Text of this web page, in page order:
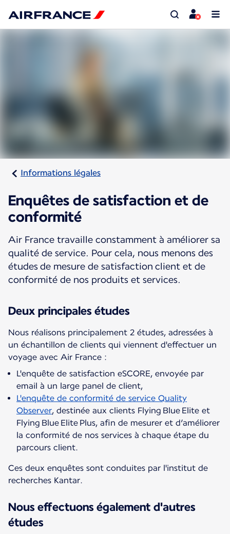
Informations légales
Enquêtes de satisfaction et de
conformité
Air France travaille constamment à améliorer sa
qualité de service. Pour cela, nous menons des
études de mesure de satisfaction client et de
conformité de nos produits et services.
Deux principales études
Nous réalisons principalement 2 études, adressées à
un échantillon de clients qui viennent d'effectuer un
L'enquête de satisfaction eSCORE, envoyée par
email à un large panel de client,
L'enquête de conformité de service Quality
Observer, destinée aux clients Flying Blue Elite et
Flying Blue Elite Plus, afin de mesurer et d’améliorer
la conformité de nos services à chaque étape du
parcours client.
Ces deux enquêtes sont conduites par l'institut de
recherches Kantar.
Nous effectuons également d'autres
études